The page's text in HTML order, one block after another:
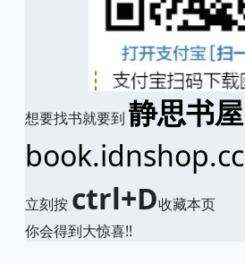
想要找书就要到 静思书屋
book.idnshop.cc
立刻按 ctrl+D收藏本页
你会得到大惊喜!!